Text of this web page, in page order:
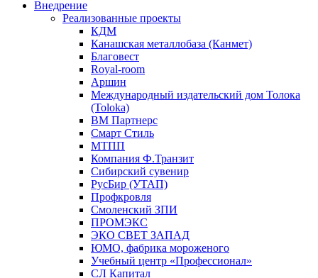
Внедрение
Реализованные проекты
КДМ
Канашская металлобаза (Канмет)
Благовест
Royal-room
Аршин
Международный издательский дом Толока
(Toloka)
ВМ Партнерс
Смарт Стиль
МТПП
Компания Ф.Транзит
Сибирский сувенир
РусБир (УТАП)
Профкровля
Смоленский ЗПИ
ПРОМЭКС
ЭКО СВЕТ ЗАПАД
ЮМО, фабрика мороженого
Учебный центр «Профессионал»
СЛ Капитал